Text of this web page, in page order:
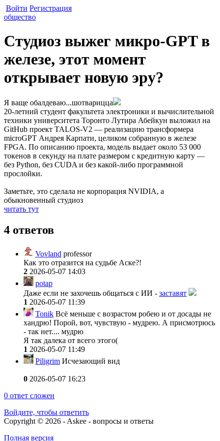
Войти Регистрация
общество
Студиоз выжег микро-GPT в
железе, этот момент
открывает новую эру?
Я ваще обалдеваю...шотварицца
20-летний студент факультета электроники и вычислительной
техники университета Торонто Лутира Абейкун выложил на
GitHub проект TALOS-V2 — реализацию трансформера
microGPT Андрея Карпати, целиком собранную в железе
FPGA. По описанию проекта, модель выдает около 53 000
токенов в секунду на плате размером с кредитную карту —
без Python, без CUDA и без какой-либо программной
прослойки.
Заметьте, это сделала не корпорация NVIDIA, а
обыкновенный студиоз
читать тут
4 ответов
Vovland professor
Как это отразится на судьбе Аске?!
2 2026-05-07 14:03
potap
Даже если не захочешь общаться с ИИ - заставят
1 2026-05-07 11:39
Tonik Всё меньше с возрастом робею и от досады не
хандрю! Порой, вот, чувствую - мудрею. А присмотрюсь
- так нет.... мудрю
Я так далека от всего этого(
1 2026-05-07 11:49
Piligrim Исчезающий вид
0 2026-05-07 16:23
0 ответ сложен
Войдите, чтобы ответить
Copyright © 2026 - Askee - вопросы и ответы
Полная версия